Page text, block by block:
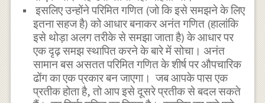
इसलिए उन्होंने परिमित गणित (जो कि इसे समझने के लिए
इतना सहज है) को आधार बनाकर अनंत गणित (हालांकि
इसे थोड़ा अलग तरीके से समझा जाता है) के आधार पर
एक दृढ़ समझ स्थापित करने के बारे में सोचा। अनंत
सामान बस असतत परिमित गणित के शीर्ष पर औपचारिक
ढोंग का एक प्रकार बन जाएगा। जब आपके पास एक
प्रतीक होता है, तो आप इसे दूसरे प्रतीक से बदल सकते